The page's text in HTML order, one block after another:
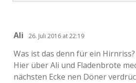
Ali 26. Juli 2016 at 22:19
Was ist das denn für ein Hirnriss?
Hier über Ali und Fladenbrote
nächsten Ecke nen Döner